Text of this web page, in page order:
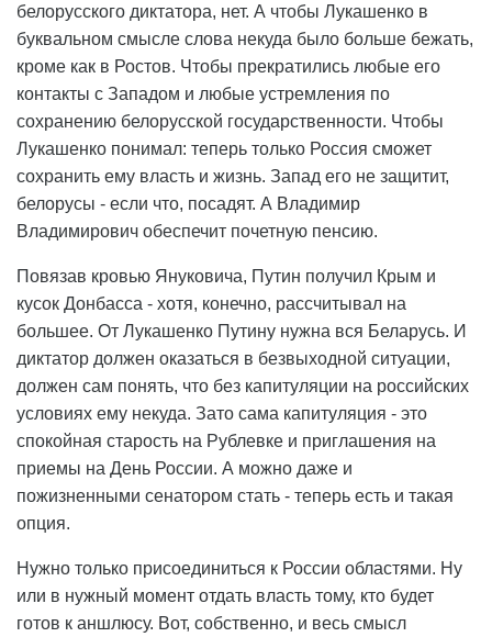
белорусского диктатора, нет. А чтобы Лукашенко в
буквальном смысле слова некуда было больше бежать,
кроме как в Ростов. Чтобы прекратились любые его
контакты с Западом и любые устремления по
сохранению белорусской государственности. Чтобы
Лукашенко понимал: теперь только Россия сможет
сохранить ему власть и жизнь. Запад его не защитит,
белорусы - если что, посадят. А Владимир
Владимирович обеспечит почетную пенсию.
Повязав кровью Януковича, Путин получил Крым и
кусок Донбасса - хотя, конечно, рассчитывал на
большее. От Лукашенко Путину нужна вся Беларусь. И
диктатор должен оказаться в безвыходной ситуации,
должен сам понять, что без капитуляции на российских
условиях ему некуда. Зато сама капитуляция - это
спокойная старость на Рублевке и приглашения на
приемы на День России. А можно даже и
пожизненными сенатором стать - теперь есть и такая
опция.
Нужно только присоединиться к России областями. Ну
или в нужный момент отдать власть тому, кто будет
готов к аншлюсу. Вот, собственно, и весь смысл